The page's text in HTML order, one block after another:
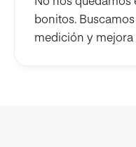
bonitos.
medición y